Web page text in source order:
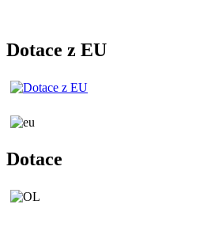
Dotace z EU
Dotace